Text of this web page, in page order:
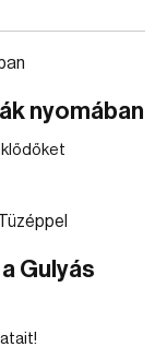
nyomában
Gulyás